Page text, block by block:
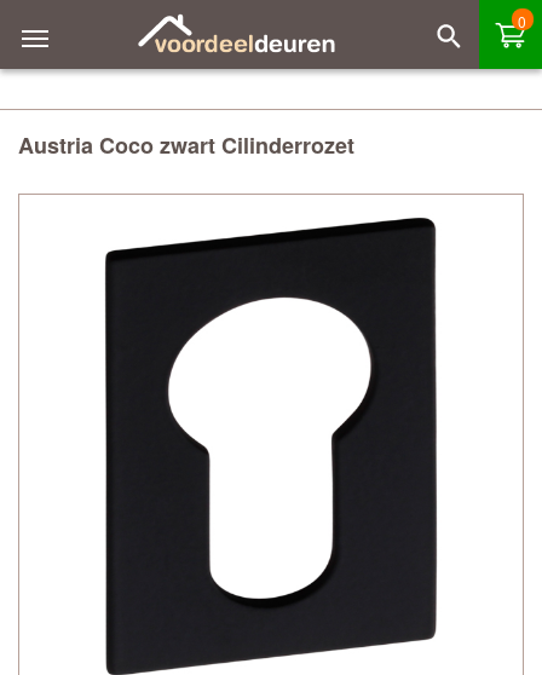
0
Austria Coco zwart Cilinderrozet